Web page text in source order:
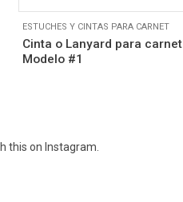
ESTUCHES Y CINTAS PARA CARNET
Cinta o Lanyard para carnet
Modelo #1
this on Instagram.